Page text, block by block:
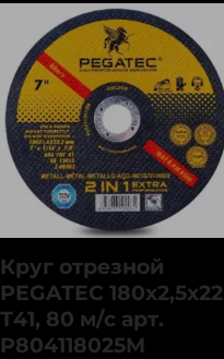
Круг отрезной
PEGATEC 180х2,5х22
Т41, 80 м/с арт.
P804118025M